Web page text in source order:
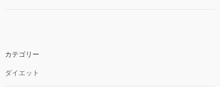
カテゴリー
ダイエット